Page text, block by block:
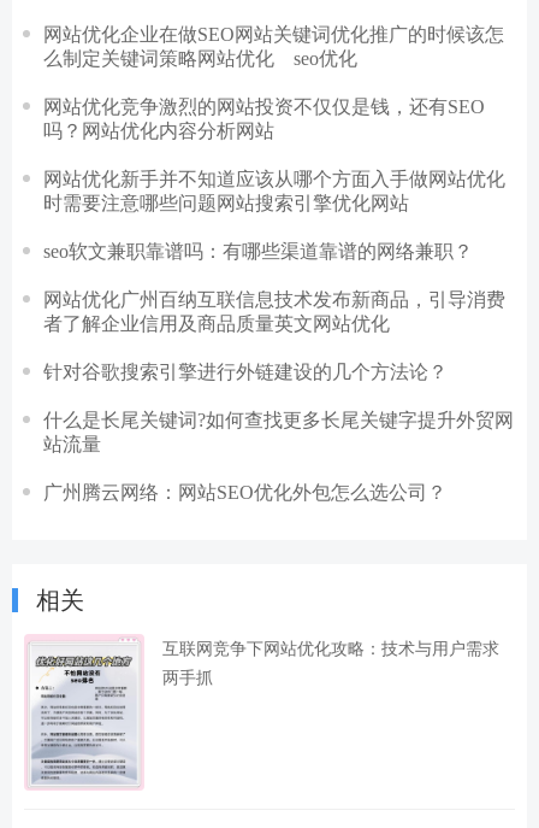
网站优化企业在做SEO网站关键词优化推广的时候该怎
么制定关键词策略网站优化 seo优化
网站优化竞争激烈的网站投资不仅仅是钱，还有SEO
吗？网站优化内容分析网站
网站优化新手并不知道应该从哪个方面入手做网站优化
时需要注意哪些问题网站搜索引擎优化网站
seo软文兼职靠谱吗：有哪些渠道靠谱的网络兼职？
网站优化广州百纳互联信息技术发布新商品，引导消费
者了解企业信用及商品质量英文网站优化
针对谷歌搜索引擎进行外链建设的几个方法论？
什么是长尾关键词?如何查找更多长尾关键字提升外贸网
站流量
广州腾云网络：网站SEO优化外包怎么选公司？
相关
互联网竞争下网站优化攻略：技术与用户需求
两手抓